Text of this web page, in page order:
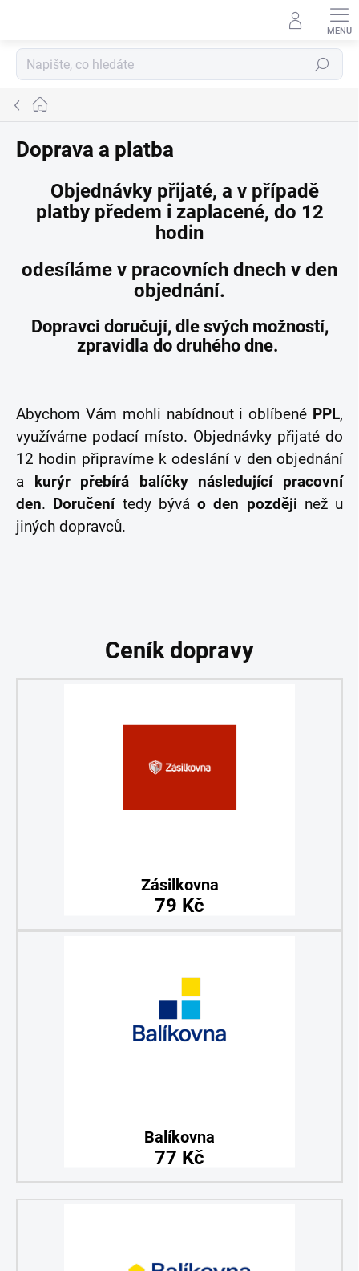
Hledat
Domů
Doprava a platba
Objednávky přijaté, a v případě
platby předem i zaplacené, do 12
hodin
odesíláme v pracovních dnech v den
objednání.
Dopravci doručují, dle svých možností,
zpravidla do druhého dne.
Abychom Vám mohli nabídnout i oblíbené PPL,
využíváme podací místo. Objednávky přijaté do
12 hodin připravíme k odeslání v den objednání
a
kurýr přebírá balíčky následující pracovní
den. Doručení tedy býváo den později než u
jiných dopravců.
Ceník dopravy
Zásilkovna
79 Kč
Balíkovna
77 Kč